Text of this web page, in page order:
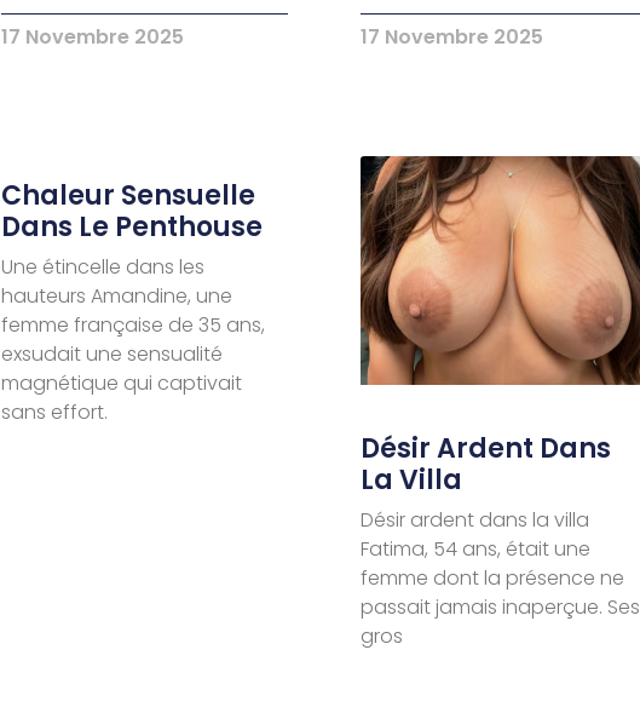
17 Novembre 2025 17 Novembre 2025
Chaleur Sensuelle
Dans Le Penthouse
Une étincelle dans les
hauteurs Amandine, une
femme française de 35 ans,
exsudait une sensualité
magnétique qui captivait
sans effort.
Désir Ardent Dans
La Villa
Désir ardent dans la villa
Fatima, 54 ans, était une
femme dont la présence ne
passait jamais inaperçue. Ses
gros